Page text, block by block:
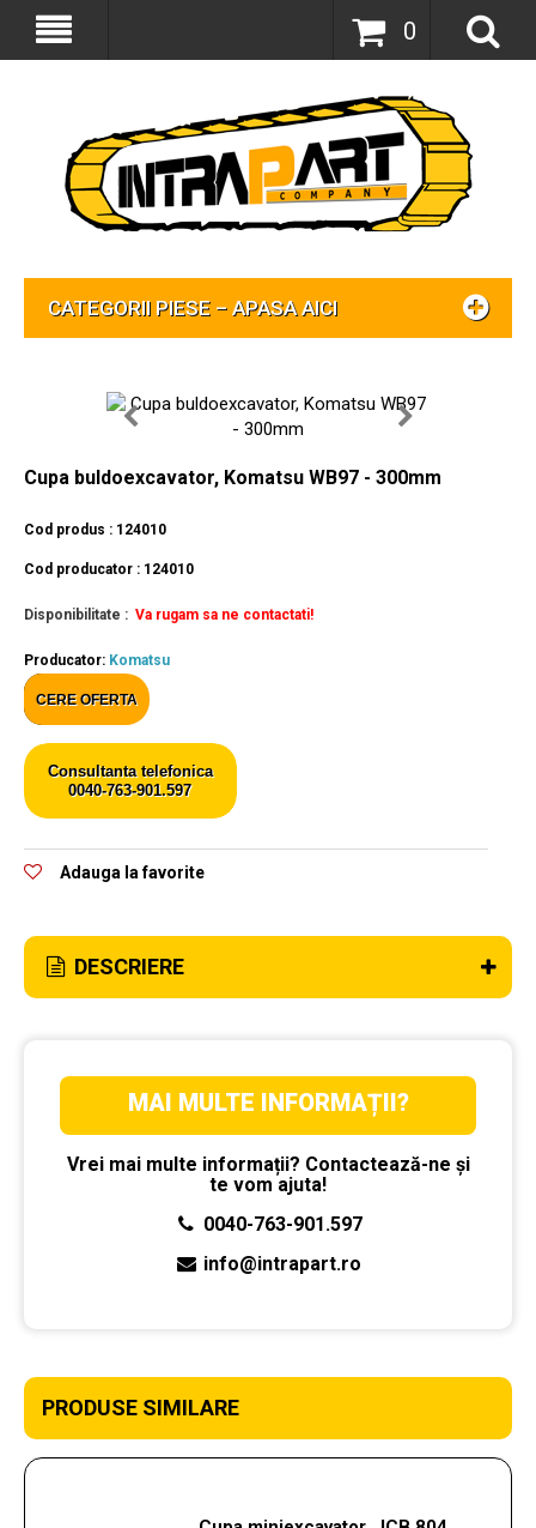
0
CATEGORII PIESE – APASA AICI
Cupa buldoexcavator, Komatsu WB97 - 300mm
Cod produs : 124010
Cod producator : 124010
Disponibilitate : Va rugam sa ne contactati!
Producator: Komatsu
CERE OFERTA
Consultanta telefonica
0040-763-901.597
Adauga la favorite
DESCRIERE
MAI MULTE INFORMAȚII?
Vrei mai multe informații? Contactează-ne și
te vom ajuta!
0040-763-901.597
info@intrapart.ro
PRODUSE SIMILARE